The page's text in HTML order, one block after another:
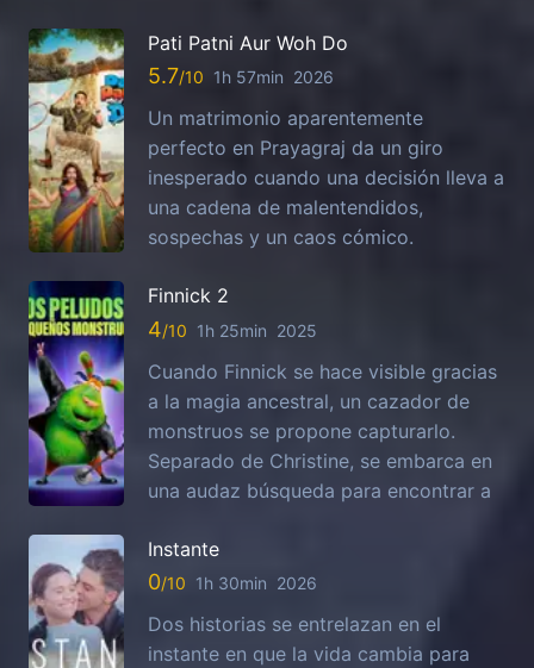
Pati Patni Aur Woh Do
5.7 1h 57min 2026
Un matrimonio aparentemente
perfecto en Prayagraj da un giro
inesperado cuando una decisión lleva a
una cadena de malentendidos,
sospechas y un caos cómico.
Finnick 2
4 1h 25min 2025
Cuando Finnick se hace visible gracias
a la magia ancestral, un cazador de
monstruos se propone capturarlo.
Separado de Christine, se embarca en
una audaz búsqueda para encontrar a
Instante
0 1h 30min 2026
Dos historias se entrelazan en el
instante en que la vida cambia para